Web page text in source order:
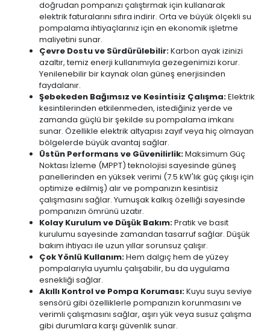
doğrudan pompanızı çalıştırmak için kullanarak
elektrik faturalarını sıfıra indirir. Orta ve büyük ölçekli su
pompalama ihtiyaçlarınız için en ekonomik işletme
maliyetini sunar.
Çevre Dostu ve Sürdürülebilir:Karbon ayak izinizi
azaltır, temiz enerji kullanımıyla gezegenimizi korur.
Yenilenebilir bir kaynak olan güneş enerjisinden
faydalanır.
Şebekeden Bağımsız ve Kesintisiz Çalışma:Elektrik
kesintilerinden etkilenmeden, istediğiniz yerde ve
zamanda güçlü bir şekilde su pompalama imkanı
sunar. Özellikle elektrik altyapısı zayıf veya hiç olmayan
bölgelerde büyük avantaj sağlar.
Üstün Performans ve Güvenilirlik:Maksimum Güç
Noktası İzleme (MPPT) teknolojisi sayesinde güneş
panellerinden en yüksek verimi (7.5 kW'lık güç çıkışı için
optimize edilmiş) alır ve pompanızın kesintisiz
çalışmasını sağlar. Yumuşak kalkış özelliği sayesinde
pompanızın ömrünü uzatır.
Kolay Kurulum ve Düşük Bakım:Pratik ve basit
kurulumu sayesinde zamandan tasarruf sağlar. Düşük
bakım ihtiyacı ile uzun yıllar sorunsuz çalışır.
Çok Yönlü Kullanım:Hem dalgıç hem de yüzey
pompalarıyla uyumlu çalışabilir, bu da uygulama
esnekliği sağlar.
Akıllı Kontrol ve Pompa Koruması:Kuyu suyu seviye
sensörü gibi özelliklerle pompanızın korunmasını ve
verimli çalışmasını sağlar, aşırı yük veya susuz çalışma
gibi durumlara karşı güvenlik sunar.